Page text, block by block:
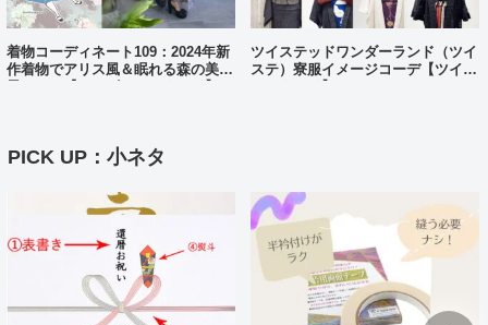
着物コーディネート109：2024年新
作着物でアリス風＆眠れる森の美女
ツイステッドワンダーランド（ツイ
ステ）寮服イメージコーデ【ツイス
PICK UP：小ネタ